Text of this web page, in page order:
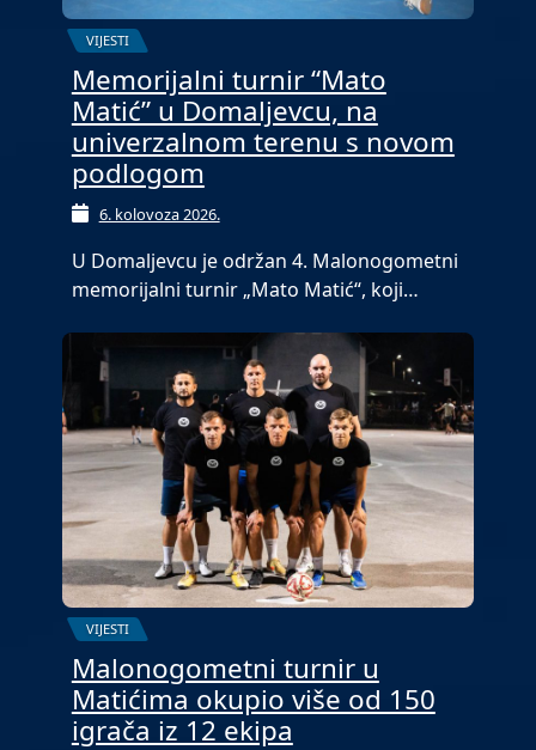
VIJESTI
Memorijalni turnir “Mato
Matić” u Domaljevcu, na
univerzalnom terenu s novom
podlogom
6. kolovoza 2026.
U Domaljevcu je održan 4. Malonogometni
memorijalni turnir „Mato Matić“, koji…
VIJESTI
Malonogometni turnir u
Matićima okupio više od 150
igrača iz 12 ekipa